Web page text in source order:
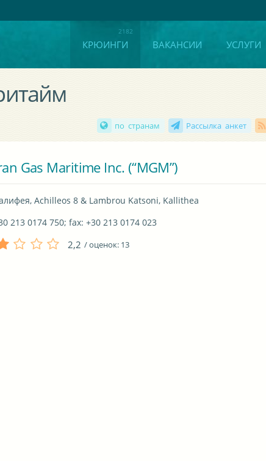
КРЮИНГИ ВАКАНСИИ УСЛУГИ
по странам Рассылка анкет
Gas Maritime Inc. (“MGM”)
Achilleos 8 & Lambrou Katsoni, Kallithea
213 0174 750; fax: +30 213 0174 023
2,2 / оценок: 13